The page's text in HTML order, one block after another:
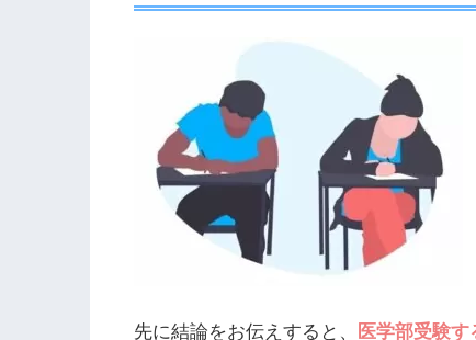
先に結論をお伝えすると、 医学部受験す